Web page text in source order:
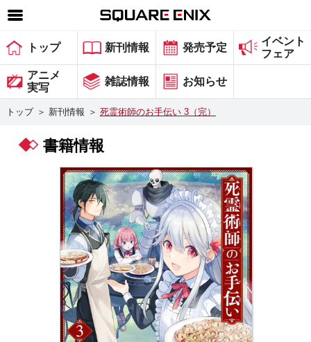
SQUARE ENIX 公式サイトメニュー
ゲーム
マガジン＆ブックス
グッズ
会社情報 採用情報
スクウェア・エニックス サイト内検索
トップ 新刊情報 発売予定
イベント
フェア
アニメ
実写
雑誌情報 お知らせ
トップ ＞ 新刊情報 ＞ 死霊術師のお手伝い 3（完）
書籍情報